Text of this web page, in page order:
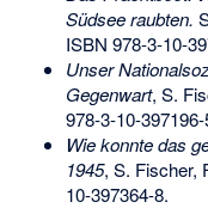
Südsee raubten.
ISBN 978-3-10-
Unser
Gegenwart, S.
978-3-10-
Wie konnte das
1945, S. Fischer,
10-397364-8.